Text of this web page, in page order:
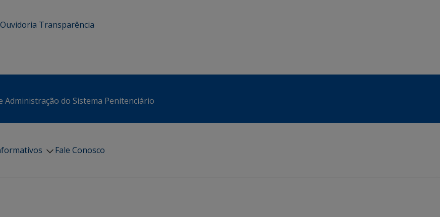
Ouvidoria Transparência
Administração do Sistema Penitenciário
Fale Conosco